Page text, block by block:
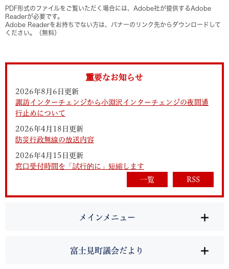
PDF形式のファイルをご覧いただく場合には、Adobe社が提供するAdobe
Readerが必要です。
Adobe Readerをお持ちでない方は、バナーのリンク先からダウンロードして
ください。（無料）
重要なお知らせ
2026年8月6日更新
諏訪インターチェンジから小淵沢インターチェンジの夜間通
行止めについて
2026年4月18日更新
防災行政無線の放送内容
2026年4月15日更新
窓口受付時間を「試行的に」短縮します
一覧
RSS
メインメニュー
富士見町議会だより